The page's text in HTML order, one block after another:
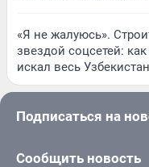
«Я не жалуюсь».
звездой соцсетей:
искал весь Узбекистан
Подписаться на
Сообщить новость